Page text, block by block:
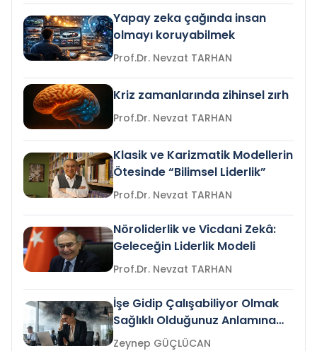
Yapay zeka çağında insan
olmayı koruyabilmek
Prof.Dr. Nevzat TARHAN
Kriz zamanlarında zihinsel zırh
Prof.Dr. Nevzat TARHAN
Klasik ve Karizmatik Modellerin
Ötesinde “Bilimsel Liderlik”
Prof.Dr. Nevzat TARHAN
Nöroliderlik ve Vicdani Zekâ:
Geleceğin Liderlik Modeli
Prof.Dr. Nevzat TARHAN
İşe Gidip Çalışabiliyor Olmak
Sağlıklı Olduğunuz Anlamına
Gelir mi?Zeynep GÜÇLÜCAN